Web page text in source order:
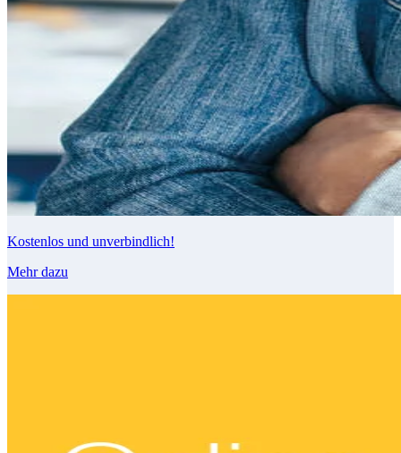
Kostenlos und unverbindlich!
Mehr dazu